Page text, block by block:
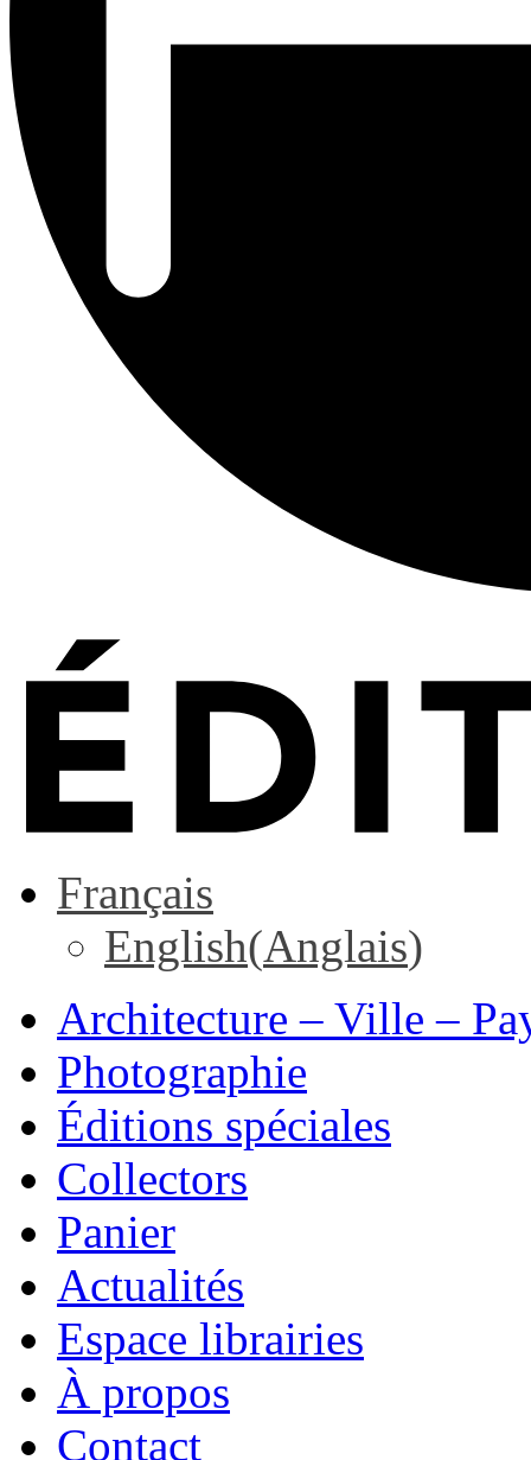
Français
English(Anglais)
Architecture – Ville –
Photographie
Éditions spéciales
Collectors
Panier
Actualités
Espace librairies
À propos
Contact